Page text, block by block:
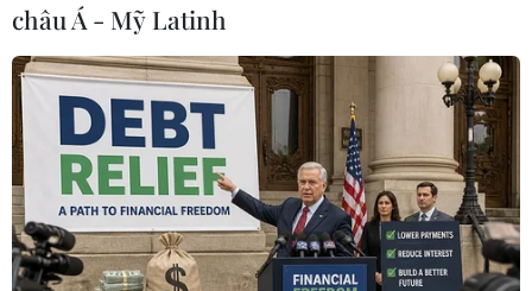
châu Á - Mỹ Latinh